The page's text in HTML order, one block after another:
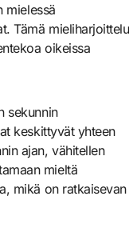
mielessä
Tämä mieliharjoittelu
oikeissa
sekunnin
keskittyvät yhteen
ajan, vähitellen
mieltä
mikä on ratkaisevan